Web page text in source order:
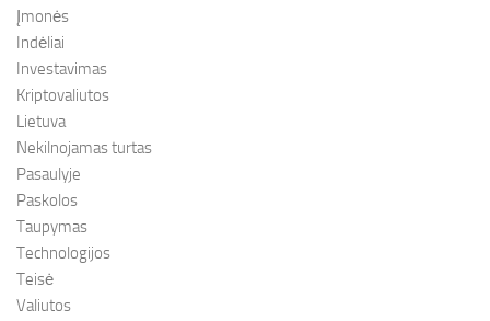
Įmonės
Indėliai
Investavimas
Kriptovaliutos
Lietuva
Nekilnojamas turtas
Pasaulyje
Paskolos
Taupymas
Technologijos
Teisė
Valiutos